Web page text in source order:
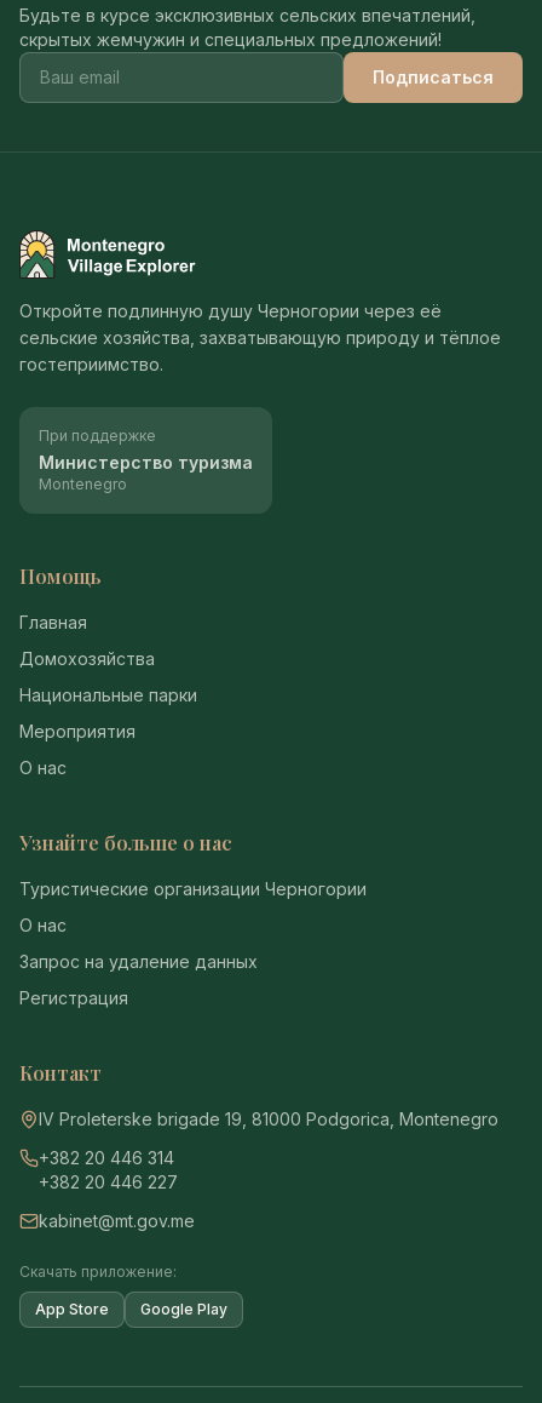
Будьте в курсе эксклюзивных сельских впечатлений,
скрытых жемчужин и специальных предложений!
Подписаться
Montenegro Village Explorer
Откройте подлинную душу Черногории через её
сельские хозяйства, захватывающую природу и тёплое
гостеприимство.
При поддержке
Министерство туризма
Montenegro
Помощь
Главная
Домохозяйства
Национальные парки
Мероприятия
О нас
Узнайте больше о нас
Туристические организации Черногории
О нас
Запрос на удаление данных
Регистрация
Контакт
IV Proleterske brigade 19, 81000 Podgorica, Montenegro
+382 20 446 314
+382 20 446 227
kabinet@mt.gov.me
Скачать приложение:
App Store Google Play